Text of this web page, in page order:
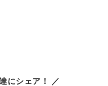
にシェア！ ／